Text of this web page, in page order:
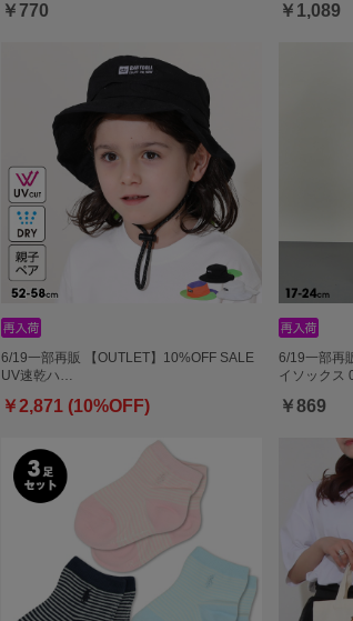
￥770 ￥1,089
6/19一部再販 【OUTLET】10%OFF SALE
UV速乾ハ…
￥2,871 (10%OFF)
6/19一部再
イソックス
￥869